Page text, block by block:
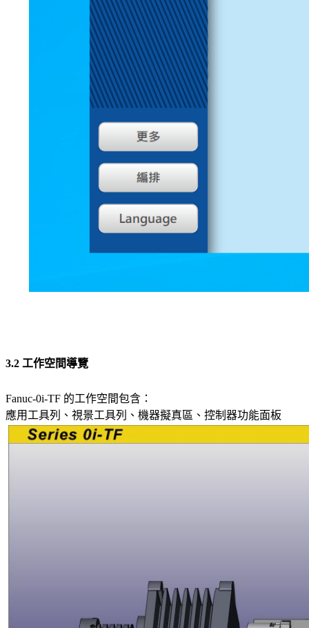
3.2 工作空間導覽
Fanuc-0i-TF 的工作空間包含：
應用工具列、視景工具列、機器擬真區、控制器功能面板